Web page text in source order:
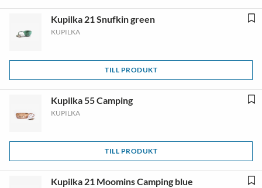
Kupilka 21 Snufkin green
KUPILKA
TILL PRODUKT
Kupilka 55 Camping
KUPILKA
TILL PRODUKT
Kupilka 21 Moomins Camping blue